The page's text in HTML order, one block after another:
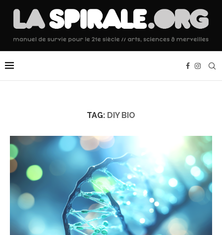
TAG: DIY BIO